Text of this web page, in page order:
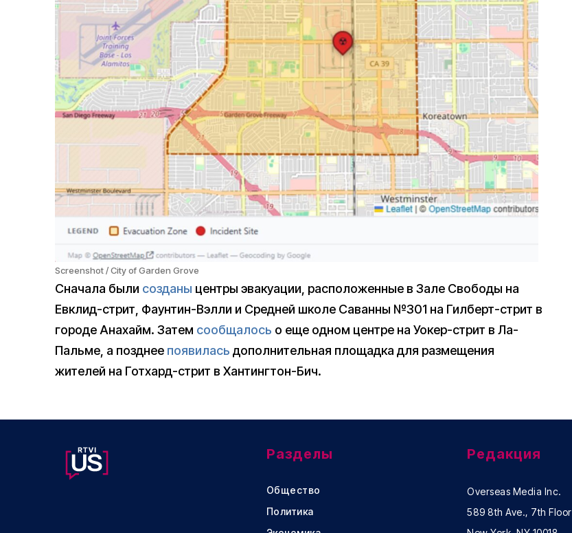
Screenshot / City of Garden Grove
Сначала были созданы центры эвакуации, расположенные в Зале Свободы на
Евклид-стрит, Фаунтин-Вэлли и Средней школе Саванны №301 на Гилберт-стрит в
городе Анахайм. Затем сообщалось о еще одном центре на Уокер-стрит в Ла-
Пальме, а позднее появилась дополнительная площадка для размещения
жителей на Готхард-стрит в Хантингтон-Бич.
Разделы
Общество
Политика
Редакция
Overseas Media Inc.
589 8th Ave., 7th Floor